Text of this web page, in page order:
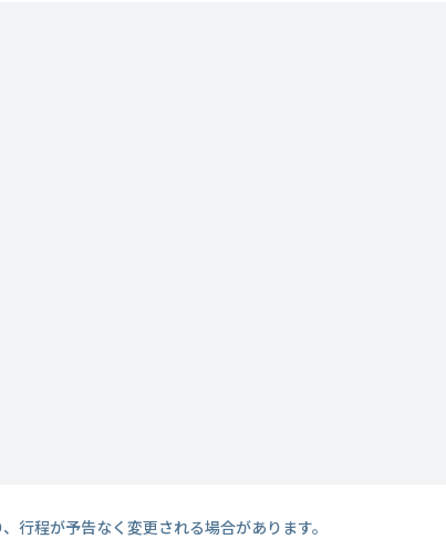
行程が予告なく変更される場合があります。